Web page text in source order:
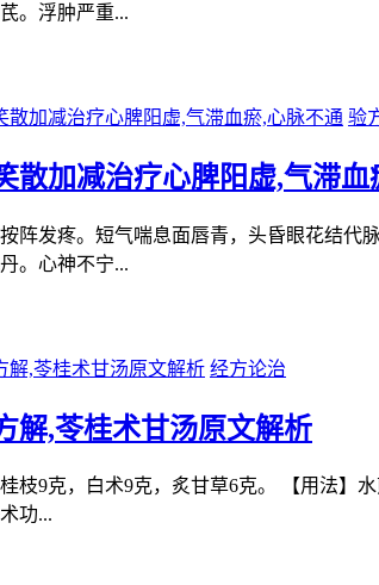
。浮肿严重...
验
散加减治疗心脾阳虚,气滞血
阵发疼。短气喘息面唇青，头昏眼花结
。心神不宁...
经方论治
解,苓桂术甘汤原文解析
桂枝9克，白术9克，炙甘草6克。 【用法
功...